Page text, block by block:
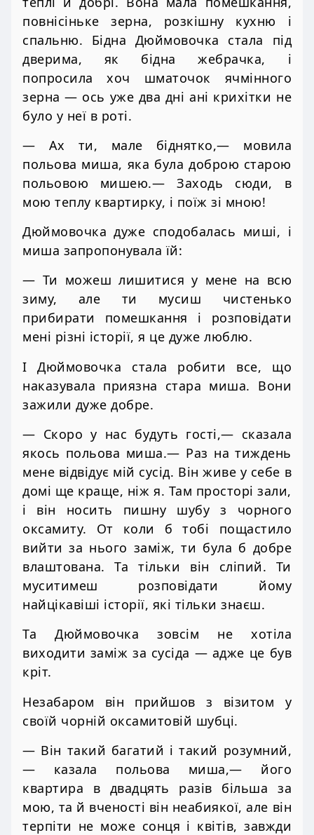
повнісіньке зерна, розкішну кухню і
спальню. Бідна Дюймовочка стала під
дверима, як бідна жебрачка, і
попросила хоч шматочок ячмінного
зерна — ось уже два дні ані крихітки не
було у неї в роті.
— Ах ти, мале біднятко,— мовила
польова миша, яка була доброю старою
польовою мишею.— Заходь сюди, в
мою теплу квартирку, і поїж зі мною!
Дюймовочка дуже сподобалась миші, і
миша запропонувала їй:
— Ти можеш лишитися у мене на всю
зиму, але ти мусиш чистенько
прибирати помешкання і розповідати
мені різні історії, я це дуже люблю.
І Дюймовочка стала робити все, що
наказувала приязна стара миша. Вони
зажили дуже добре.
— Скоро у нас будуть гості,— сказала
якось польова миша.— Раз на тиждень
мене відвідує мій сусід. Він живе у себе в
домі ще краще, ніж я. Там просторі зали,
і він носить пишну шубу з чорного
оксамиту. От коли б тобі пощастило
вийти за нього заміж, ти була б добре
влаштована. Та тільки він сліпий. Ти
муситимеш розповідати йому
найцікавіші історії, які тільки знаєш.
Та Дюймовочка зовсім не хотіла
виходити заміж за сусіда — адже це був
кріт.
Незабаром він прийшов з візитом у
своїй чорній оксамитовій шубці.
— Він такий багатий і такий розумний,
— казала польова миша,— його
квартира в двадцять разів більша за
мою, та й вченості він неабиякої, але він
терпіти не може сонця і квітів, завжди